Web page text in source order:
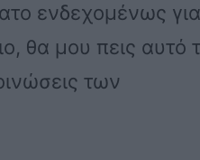
ενδεχομένως
θα μου πεις αυτό
των